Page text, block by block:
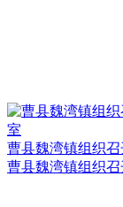
曹县魏湾镇组织
曹县魏湾镇组织